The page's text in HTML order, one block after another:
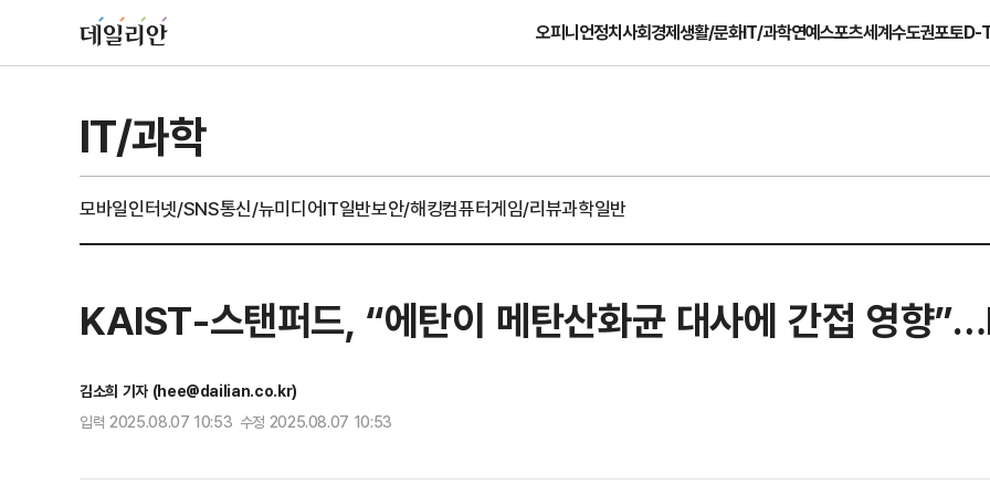
오피니언정치사회경제생활/문화IT/과학연예스포츠세계수도권포토D-
IT/과학
모바일인터넷/SNS통신/뉴미디어IT일반보안/해킹컴퓨터게임/리뷰과학일반
KAIST-스탠퍼드, “에탄이 메탄산화균 대사에 간접 영향
김소희 기자 (hee@dailian.co.kr)
입력 2025.08.07 10:53 수정 2025.08.07 10:53